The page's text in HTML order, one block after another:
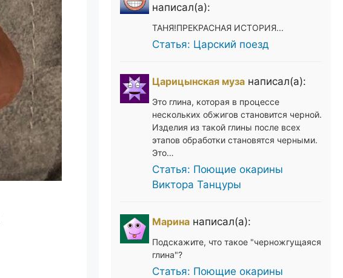
написал(а):
ТАНЯ!ПРЕКРАСНАЯ ИСТОРИЯ...
Статья: Царский поезд
Царицынская музанаписал(а):
Это глина, которая в процессе
нескольких обжигов становится черной.
Изделия из такой глины после всех
этапов обработки становятся черными.
Это…
Статья: Поющие окарины
Виктора Танцуры
Маринанаписал(а):
Подскажите, что такое "черножгущаяся
глина"?
Статья: Поющие окарины